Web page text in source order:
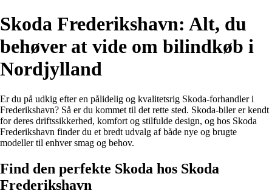
Skoda Frederikshavn: Alt, du
behøver at vide om bilindkøb i
Nordjylland
Er du på udkig efter en pålidelig og kvalitetsrig Skoda-forhandler i
Frederikshavn? Så er du kommet til det rette sted. Skoda-biler er kendt
for deres driftssikkerhed, komfort og stilfulde design, og hos Skoda
Frederikshavn finder du et bredt udvalg af både nye og brugte
modeller til enhver smag og behov.
Find den perfekte Skoda hos Skoda
Frederikshavn